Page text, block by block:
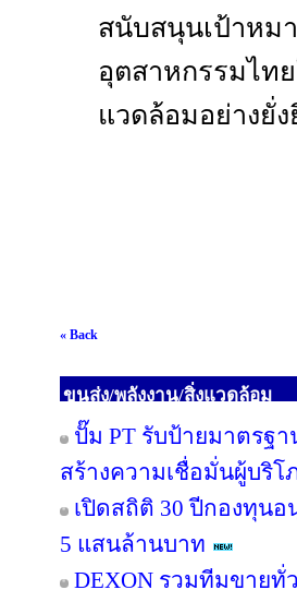
สนับสนุนเป้า
อุตสาหกรรมไท
แวดล้อมอย่างยั่
« Back
ขนส่ง/พลังงาน/สิ่งแวดล้อม
ปั๊ม PT รับป้ายมาตรฐ
สร้างความเชื่อมั่นผู้บริโ
เปิดสถิติ 30 ปีกองทุน
5 แสนล้านบาท
DEXON รวมทีมขายทั่ว